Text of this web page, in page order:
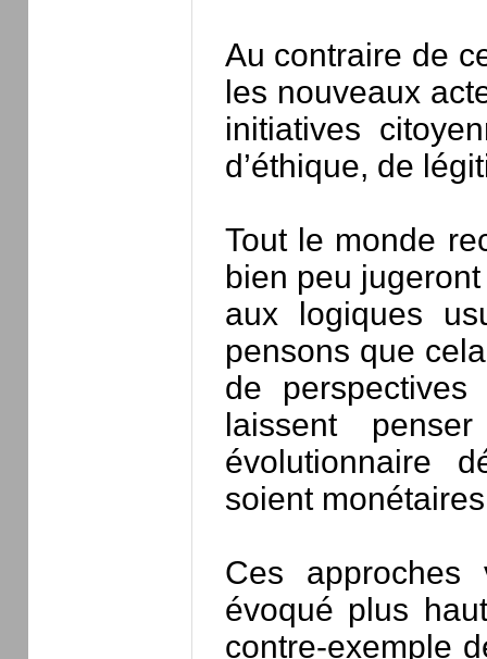
Au contraire de
les nouveaux
initiatives
d’éthique, de
Tout le monde
bien peu
aux logiques
pensons que
de
laissent
évolutionnaire
soient
Ces
évoqué plus
contre-exemple